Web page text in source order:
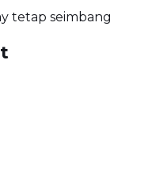
tetap seimbang